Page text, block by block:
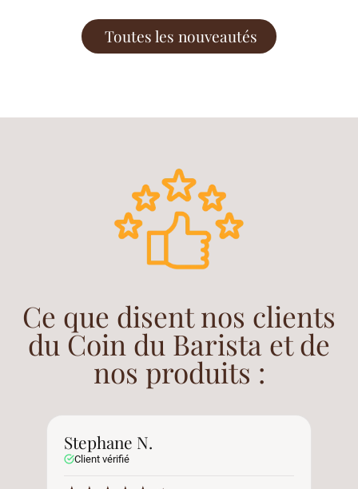
Toutes les nouveautés
Ce que disent nos clients
du Coin du Barista et de
nos produits :
Stephane N.
Client vérifié